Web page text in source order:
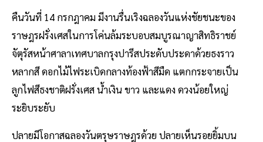
คืนวันที่ 14 กรกฎาคม มีงานรื่นเริงฉลองวันแห่งชัยชนะของ
ราษฎรฝรั่งเศสในการโค่นล้มระบอบสมบูรณาญาสิทธิราชย์
จัตุรัสหน้าศาลาเทศบาลกรุงปารีสประดับประดาด้วยธงราว
หลากสี ดอกไม้ไฟระเบิดกลางท้องฟ้าสีมืด แตกกระจายเป็น
ลูกไฟสีธงชาติฝรั่งเศส น้ำเงิน ขาว และแดง ดวงน้อยใหญ่
ระยิบระยับ
ปลายมีโอกาสฉลองวันตรุษราษฎรด้วย ปลายเห็นรอยยิ้มบน